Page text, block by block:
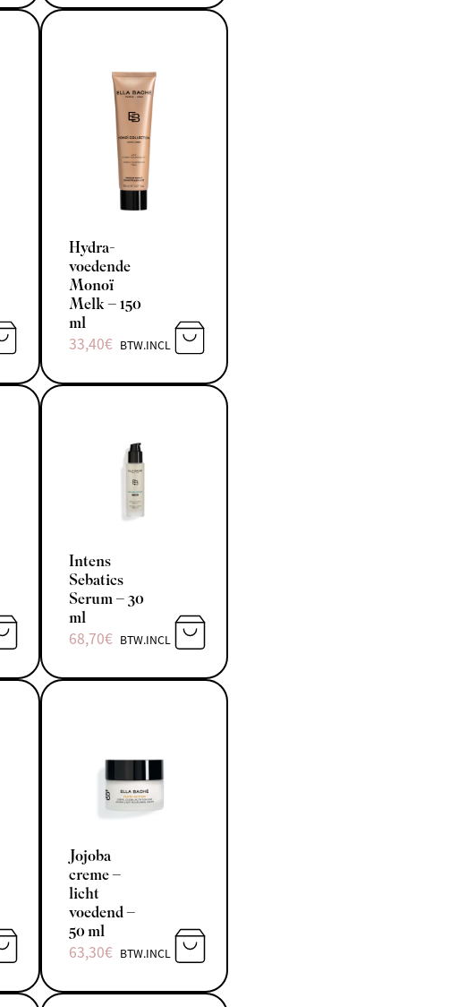
TOEVOEGEN AAN WINKELWAGEN
Hydra-
voedende
Monoï
Melk – 150
ml
33,40€ BTW.INCL
TOEVOEGEN AAN WINKELWAGEN
TOEVOEGEN AAN WINKELWAGEN
Intens
Sebatics
Serum – 30
ml
68,70€ BTW.INCL
TOEVOEGEN AAN WINKELWAGEN
TOEVOEGEN AAN WINKELWAGEN
Jojoba
creme –
licht
voedend –
50 ml
63,30€ BTW.INCL
TOEVOEGEN AAN WINKELWAGEN